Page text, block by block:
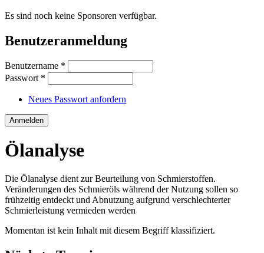
Es sind noch keine Sponsoren verfügbar.
Benutzeranmeldung
Benutzername *
Passwort *
Neues Passwort anfordern
Ölanalyse
Die Ölanalyse dient zur Beurteilung von Schmierstoffen.
Veränderungen des Schmieröls während der Nutzung sollen so
frühzeitig entdeckt und Abnutzung aufgrund verschlechterter
Schmierleistung vermieden werden
Momentan ist kein Inhalt mit diesem Begriff klassifiziert.